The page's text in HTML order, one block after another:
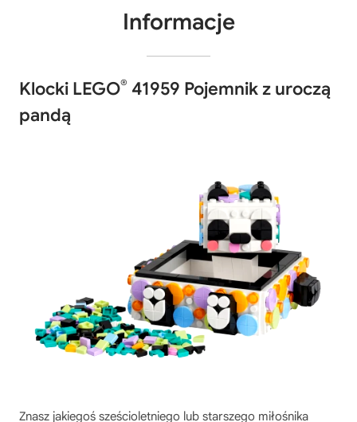
Informacje
Klocki LEGO® 41959 Pojemnik z uroczą
pandą
Znasz jakiegoś sześcioletniego lub starszego miłośnika